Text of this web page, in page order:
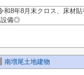
和8年8月末クロス、床材
設備◎
南増尾土地建物